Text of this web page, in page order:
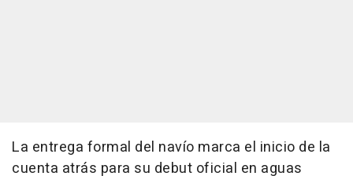
La entrega formal del navío marca el inicio de la
cuenta atrás para su debut oficial en aguas